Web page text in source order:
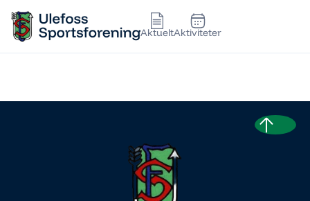
AktueltAktiviteter